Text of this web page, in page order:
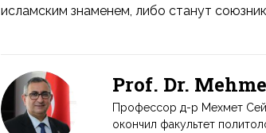
исламским знаменем, либо станут
Prof. Dr.
Профессор д-р Мехмет
окончил факультет